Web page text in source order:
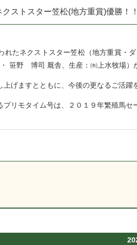
ストスター笠松(地方重賞)優勝！！
れたネクストスター笠松（地方重賞・
笹野 博司 厩舎、生産：㈲上水牧場）
げますとともに、今後の更なるご活躍
リモタイム号は、２０１９年繁殖馬セ